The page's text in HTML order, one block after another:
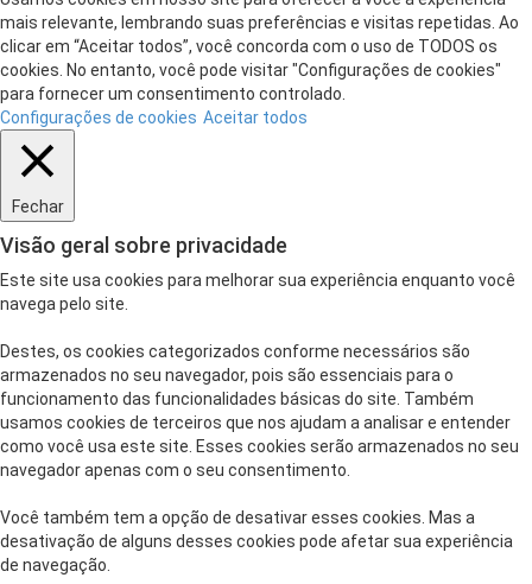
mais relevante, lembrando suas preferências e visitas repetidas. Ao
clicar em “Aceitar todos”, você concorda com o uso de TODOS os
cookies. No entanto, você pode visitar "Configurações de cookies"
para fornecer um consentimento controlado.
Configurações de cookies Aceitar todos
Fechar
Visão geral sobre privacidade
Este site usa cookies para melhorar sua experiência enquanto você
navega pelo site.
Destes, os cookies categorizados conforme necessários são
armazenados no seu navegador, pois são essenciais para o
funcionamento das funcionalidades básicas do site. Também
usamos cookies de terceiros que nos ajudam a analisar e entender
como você usa este site. Esses cookies serão armazenados no seu
navegador apenas com o seu consentimento.
Você também tem a opção de desativar esses cookies. Mas a
desativação de alguns desses cookies pode afetar sua experiência
de navegação.